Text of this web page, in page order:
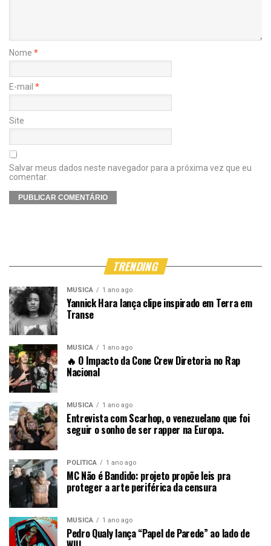
Nome *
E-mail *
Site
Salvar meus dados neste navegador para a próxima vez que eu
comentar.
TRENDING
MÚSICA 1 ano ago
Yannick Hara lança clipe inspirado em Terra em
Transe
MÚSICA 1 ano ago
🔥 O Impacto da Cone Crew Diretoria no Rap
Nacional
MÚSICA 1 ano ago
Entrevista com Scarhop, o venezuelano que foi
seguir o sonho de ser rapper na Europa.
POLÍTICA 1 ano ago
MC Não é Bandido: projeto propõe leis pra
proteger a arte periférica da censura
MÚSICA 1 ano ago
Pedro Qualy lança “Papel de Parede” ao lado de